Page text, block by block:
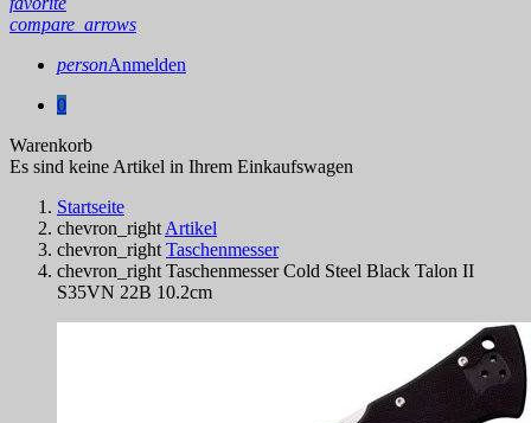
compare_arrows
personAnmelden
0
Warenkorb
Es sind keine Artikel in Ihrem Einkaufswagen
Startseite
chevron_right Artikel
chevron_right Taschenmesser
chevron_right Taschenmesser Cold Steel Black Talon II
S35VN 22B 10.2cm